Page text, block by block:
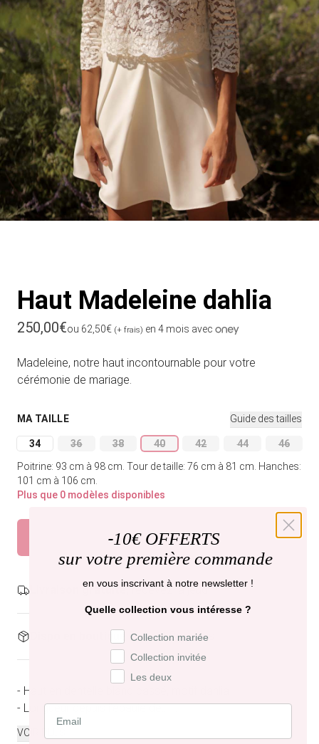
Haut Madeleine dahlia
Prix habituel
250,00€ou 62,50€ (+ frais) en 4 mois avec
Madeleine, notre haut incontournable pour votre
cérémonie de mariage.
MA TAILLE Guide des tailles
34
Variante épuisée ou indisponible
36
Variante épuisée ou indisponible
38
Variante épuisée ou indisponible
40
Variante épuisée ou indisponible
42
Variante épuisée ou
44
Variante
46
Poitrine: 93 cm à 98 cm. Tour de taille: 76 cm à 81 cm. Hanches:
101 cm à 106 cm.
Plus que 0 modèles disponibles
Prévenez-moi
Livraison gratuite,recevez-la jeudi .
Paris et Bruxelles
- Haut en dentelle blanc cassé, motif dahlia
- Longueur depuis l’épaule de......
VOIR PLUS
-10€ OFFERTS
sur votre première commande
en vous inscrivant à notre newsletter !
Quelle collection vous intéresse ?
Préférence de collection
Collection mariée
Collection invitée
Les deux